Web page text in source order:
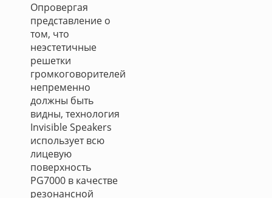
Опровергая
представление о
том, что
неэстетичные
решетки
громкоговорителей
непременно
должны быть
видны, технология
Invisible Speakers
использует всю
лицевую
поверхность
PG7000 в качестве
резонансной